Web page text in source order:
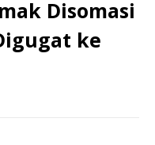
Disomasi
ke